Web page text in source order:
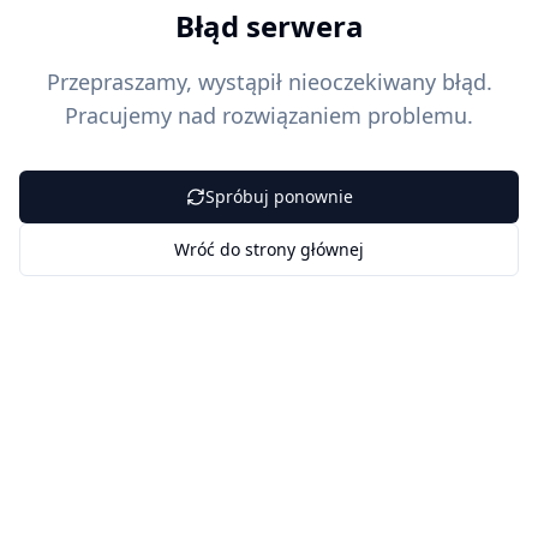
Błąd serwera
Przepraszamy, wystąpił nieoczekiwany błąd.
Pracujemy nad rozwiązaniem problemu.
Spróbuj ponownie
Wróć do strony głównej